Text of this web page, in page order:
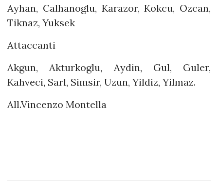
Ayhan, Calhanoglu, Karazor, Kokcu, Ozcan,
Tiknaz, Yuksek
Attaccanti
Akgun, Akturkoglu, Aydin, Gul, Guler,
Kahveci, Sarl, Simsir, Uzun, Yildiz, Yilmaz.
All.Vincenzo Montella